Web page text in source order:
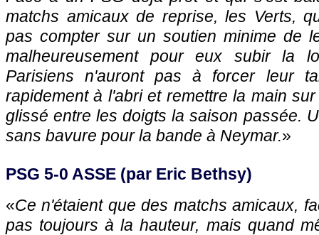
matchs amicaux de reprise, les Verts,
pas compter sur un soutien minime de
malheureusement pour eux subir la
Parisiens n'auront pas à forcer leur
rapidement à l'abri et remettre la main
glissé entre les doigts la saison passée.
sans bavure pour la bande à Neymar.»
PSG 5-0 ASSE (par Eric Bethsy)
«Ce n'étaient que des matchs amicaux,
pas toujours à la hauteur, mais quand